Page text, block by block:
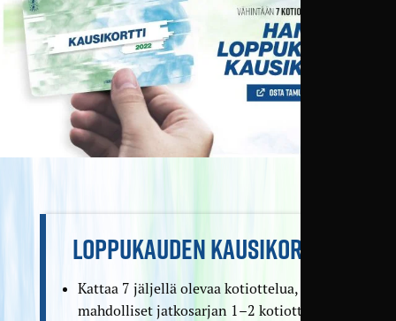
LOPPUKAUDEN KAUSIKORTIT
Kattaa 7 jäljellä olevaa kotiottelua, sekä
mahdolliset jatkosarjan 1–2 kotiottelua.